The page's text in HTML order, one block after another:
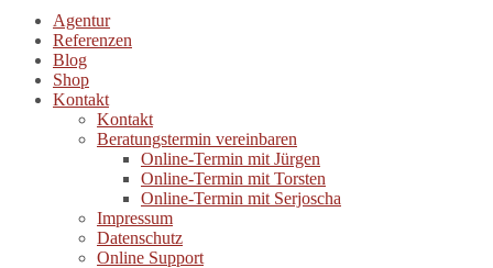
Agentur
Referenzen
Blog
Shop
Kontakt
Kontakt
Beratungstermin vereinbaren
Online-Termin mit Jürgen
Online-Termin mit Torsten
Online-Termin mit Serjoscha
Impressum
Datenschutz
Online Support